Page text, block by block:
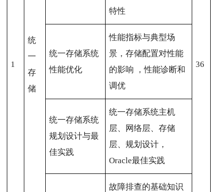
1
统
一
存
储
36
特性
统一存储系统
性能优化
性能指标与典型场
景，存储配置对性能
的影响 ，性能诊断和
调优
统一存储系统
规划设计与最
佳实践
统一存储系统主机
层、网络层、存储
层、规划设计，
Oracle最佳实践
故障排查的基础知识